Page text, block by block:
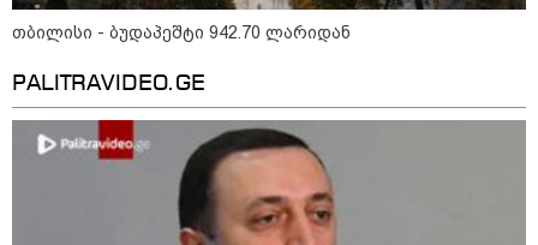
Faceამბები
თბილისი - ბუდაპეშტი 942.70 ლარიდან
PALITRAVIDEO.GE